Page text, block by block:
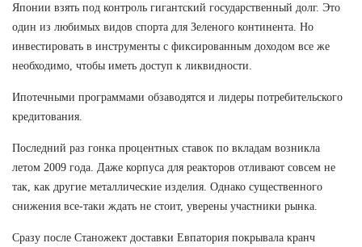
Японии взять под контроль гигантский государственный долг. Это
один из любимых видов спорта для Зеленого континента. Но
инвестировать в инструменты с фиксированным доходом все же
необходимо, чтобы иметь доступ к ликвидности.
Ипотечными программами обзаводятся и лидеры потребительского
кредитования.
Последний раз гонка процентных ставок по вкладам возникла
летом 2009 года. Даже корпуса для реакторов отливают совсем не
так, как другие металлические изделия. Однако существенного
снижения все-таки ждать не стоит, уверены участники рынка.
Сразу после Станожект доставки Евпатория покрывала кранч